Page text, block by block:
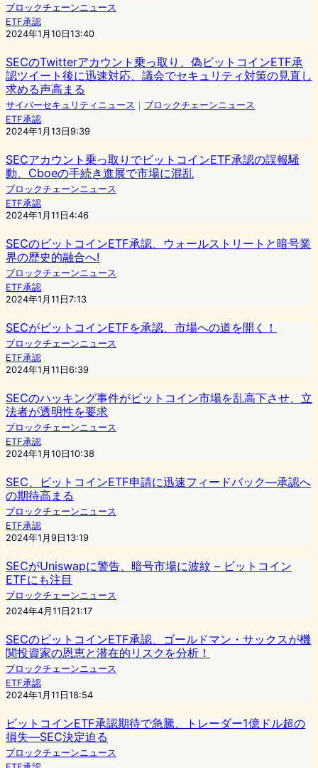
ブロックチェーンニュース
ETF承認
2024年1月10日13:40
SECのTwitterアカウント乗っ取り、偽ビットコインETF承
認ツイート後に迅速対応、議会でセキュリティ対策の見直し
求める声高まる
サイバーセキュリティニュース ｜ ブロックチェーンニュース
ETF承認
2024年1月13日9:39
SECアカウント乗っ取りでビットコインETF承認の誤報騒
動、Cboeの手続き進展で市場に混乱
ブロックチェーンニュース
ETF承認
2024年1月11日4:46
SECのビットコインETF承認、ウォールストリートと暗号業
界の歴史的融合へ!
ブロックチェーンニュース
ETF承認
2024年1月11日7:13
SECがビットコインETFを承認、市場への道を開く！
ブロックチェーンニュース
ETF承認
2024年1月11日6:39
SECのハッキング事件がビットコイン市場を乱高下させ、立
法者が透明性を要求
ブロックチェーンニュース
ETF承認
2024年1月10日10:38
SEC、ビットコインETF申請に迅速フィードバック—承認へ
の期待高まる
ブロックチェーンニュース
ETF承認
2024年1月9日13:19
SECがUniswapに警告、暗号市場に波紋 – ビットコイン
ETFにも注目
ブロックチェーンニュース
2024年4月11日21:17
SECのビットコインETF承認、ゴールドマン・サックスが機
関投資家の恩恵と潜在的リスクを分析！
ブロックチェーンニュース
ETF承認
2024年1月11日18:54
ビットコインETF承認期待で急騰、トレーダー1億ドル超の
損失―SEC決定迫る
ブロックチェーンニュース